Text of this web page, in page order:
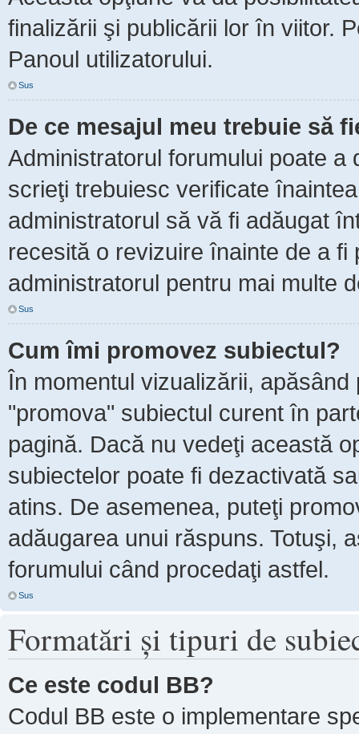
finalizării şi publicării lor în viitor.
Panoul utilizatorului.
Sus
De ce mesajul meu trebuie să
Administratorul forumului poate
scrieţi trebuiesc verificate
administratorul să vă fi adăugat
recesită o revizuire înainte de a
administratorul pentru mai multe
Sus
Cum îmi promovez subiectul?
În momentul vizualizării, apăsând
"promova" subiectul curent în
pagină. Dacă nu vedeţi această
subiectelor poate fi dezactivată
atins. De asemenea, puteţi
adăugarea unui răspuns. Totuşi,
forumului când procedaţi astfel.
Sus
Formatări şi tipuri de
Ce este codul BB?
Codul BB este o implementare